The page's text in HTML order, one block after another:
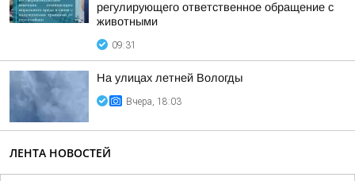
регулирующего ответственное обращение с
животными
09:31
На улицах летней Вологды
Вчера, 18:03
ЛЕНТА НОВОСТЕЙ